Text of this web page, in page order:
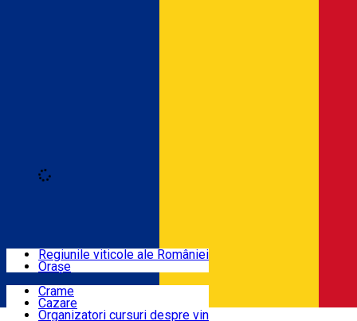
Locuri cu vin
Rute
Regiunile viticole ale României
Orașe
Crame
Cazare
Organizatori cursuri despre vin